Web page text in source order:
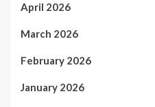
April 2026
March 2026
February 2026
January 2026